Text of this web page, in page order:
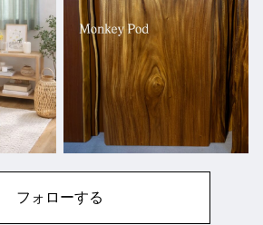
フォローする